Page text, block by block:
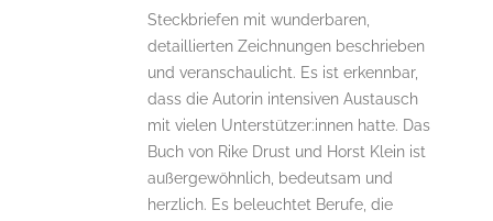
Steckbriefen mit wunderbaren,
detaillierten Zeichnungen beschrieben
und veranschaulicht. Es ist erkennbar,
dass die Autorin intensiven Austausch
mit vielen Unterstützer:innen hatte. Das
Buch von Rike Drust und Horst Klein ist
außergewöhnlich, bedeutsam und
herzlich. Es beleuchtet Berufe, die